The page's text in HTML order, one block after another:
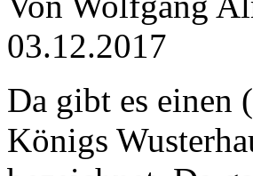
03.12.2017
Da gibt es einen
Königs